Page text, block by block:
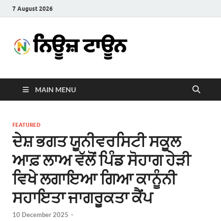
7 August 2026
Town
MAIN MENU
FEATURED
ਦੇਸ਼ ਭਗਤ ਯੂਨੀਵਰਸਿਟੀ ਸਕੂਲ
ਆਫ਼ ਲਾਅ ਵੱਲੋਂ ਪਿੰਡ ਸੋਹਾਗ ਹੇੜੀ
ਵਿਖੇ ਲਗਾਇਆ ਗਿਆ ਕਾਨੂੰਨੀ
ਸਹਾਇਤਾ ਜਾਗਰੂਕਤਾ ਕੈਂਪ
10 December 2025 -